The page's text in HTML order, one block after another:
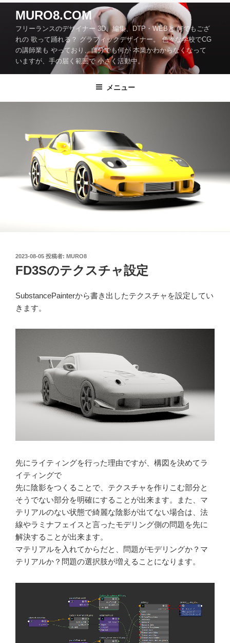
コ
ッ
MURO8.COM
フリーランスのデザイナー 3D、編集、DTP・WEBと 何でもござ
れの 歌って踊れる？ グラフィックデザイナー。 色々な学校でCG
の講師業も やっており、自分でも何が 本業かわからなくなって
いますが、手の届く範囲で 小さく活動中。
メニュー
投
稿
日:
2023-08-05 投稿者: MURO8
FD3Sのテクスチャ設定
SubstancePainterから書き出したテクスチャを設定してい
きます。
先にライティングを行った理由ですが、構図を決めてラ
イティングで
先に陰影をつくることで、テクスチャを作りこむ部分と
そうでない部分を明確にすることが出来ます。また、マ
テリアルのない状態で綺麗な陰影が出てない場合は、法
線やラミナフェイスと言ったモデリング側の問題を先に
解決することが出来ます。
マテリアルを入れてからだと、問題がモデリングか？マ
テリアルか？問題の選択肢が増えることになります。